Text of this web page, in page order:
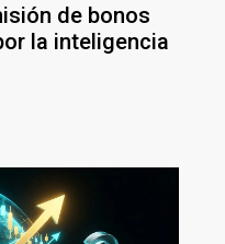
de bonos
la inteligencia